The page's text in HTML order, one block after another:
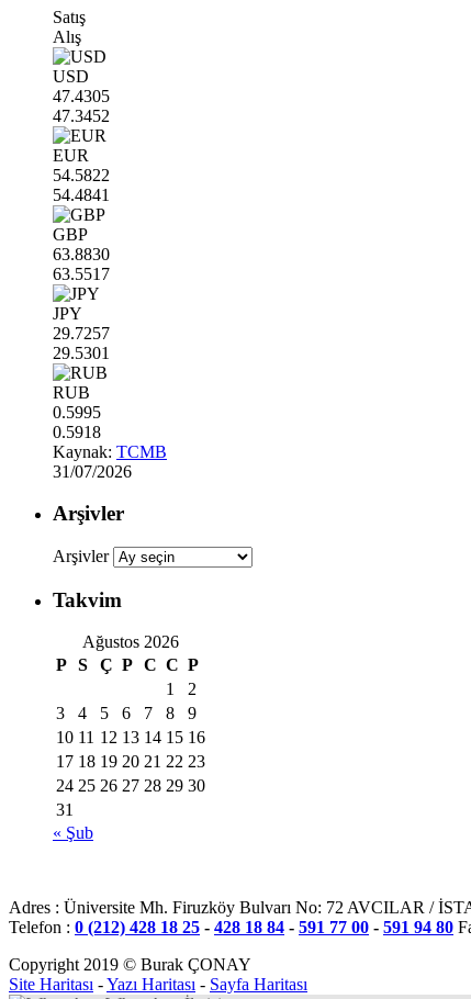
Satış
Alış
USD
47.4305
47.3452
EUR
54.5822
54.4841
GBP
63.8830
63.5517
JPY
29.7257
29.5301
RUB
0.5995
0.5918
Kaynak: TCMB
31/07/2026
Arşivler
Arşivler
Takvim
Ağustos 2026
P S Ç P C C P
1
2
3
4 5 6 7 8
9
10 11 12 13 14 15 16
17 18 19 20 21 22 23
24 25 26 27 28 29 30
31
« Şub
Adres : Üniversite Mh. Firuzköy Bulvarı No: 72 AVCILAR /
Telefon : 0 (212) 428 18 25 - 428 18 84 - 591 77 00 - 591 94 80
Copyright 2019 © Burak ÇONAY
Site Haritası -Yazı Haritası - Sayfa Haritası